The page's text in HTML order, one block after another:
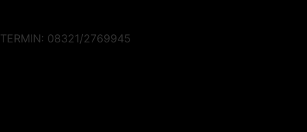
TERMIN: 08321/2769945